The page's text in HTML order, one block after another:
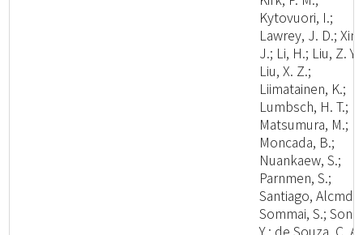
Kytovuori, I.;
Lawrey, J. D.;
J.; Li, H.; Liu, Z. Y.;
Liu, X. Z.;
Liimatainen, K.;
Lumbsch, H. T.;
Matsumura, M.;
Moncada, B.;
Nuankaew, S.;
Parnmen, S.;
Santiago, Alcmd;
Sommai, S.; Song,
Y.; de Souza, C. A.